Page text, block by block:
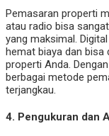
Pemasaran properti
atau radio bisa
yang maksimal.
hemat biaya dan bisa
properti Anda.
berbagai metode
terjangkau.
4. Pengukuran dan